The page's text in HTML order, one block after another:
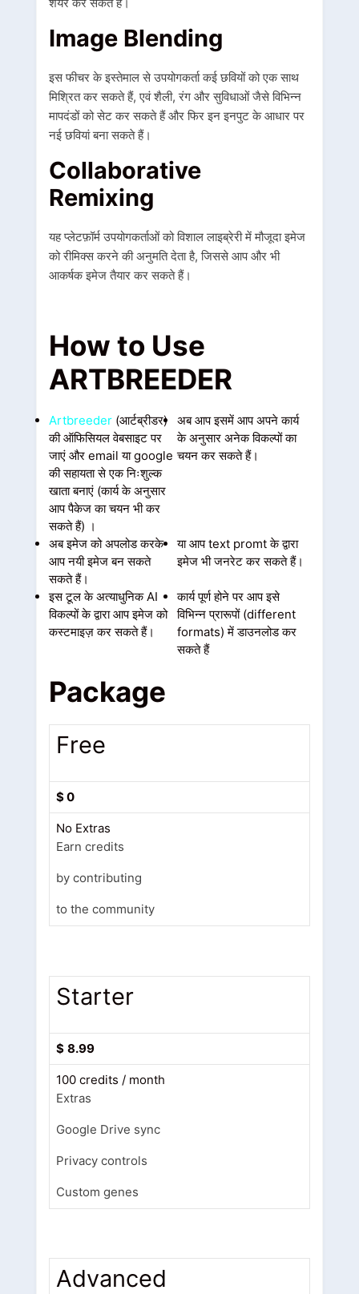
शेयर कर सकते हैं।
Image Blending
इस फीचर के इस्तेमाल से उपयोगकर्ता कई छवियों को एक साथ
मिश्रित कर सकते हैं, एवं शैली, रंग और सुविधाओं जैसे विभिन्न
मापदंडों को सेट कर सकते हैं और फिर इन इनपुट के आधार पर
नई छवियां बना सकते हैं।
Collaborative
Remixing
यह प्लेटफ़ॉर्म उपयोगकर्ताओं को विशाल लाइब्रेरी में मौजूदा इमेज
को रीमिक्स करने की अनुमति देता है, जिससे आप और भी
आकर्षक इमेज तैयार कर सकते हैं।
How to Use
ARTBREEDER
Artbreeder (आर्टब्रीडर)
की ऑफिसियल वेबसाइट पर
जाएं और email या google
की सहायता से एक निःशुल्क
खाता बनाएं (कार्य के अनुसार
आप पैकेज का चयन भी कर
सकते हैं) ।
अब आप इसमें आप अपने कार्य
के अनुसार अनेक विकल्पों का
चयन कर सकते हैं।
अब इमेज को अपलोड करके
आप नयी इमेज बन सकते
सकते हैं।
या आप text promt के द्वारा
इमेज भी जनरेट कर सकते हैं।
इस टूल के अत्याधुनिक AI
विकल्पों के द्वारा आप इमेज को
कस्टमाइज़ कर सकते हैं।
कार्य पूर्ण होने पर आप इसे
विभिन्न प्रारूपों (different
formats) में डाउनलोड कर
सकते हैं
Package
Free
$0
No Extras
Earn credits
by contributing
to the community
Starter
$ 8.99
100 credits / month
Extras
Google Drive sync
Privacy controls
Custom genes
Advanced